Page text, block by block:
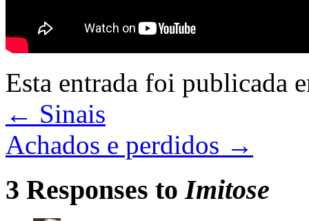
Esta entrada foi publicada
← Sinais
Achados e perdidos →
3 Responses to Imitose